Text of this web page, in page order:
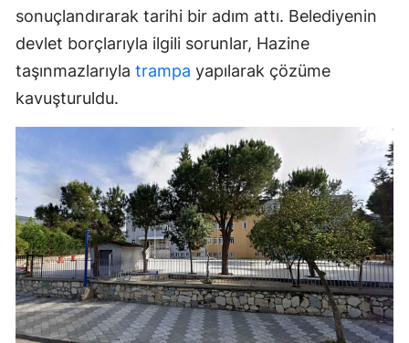
sonuçlandırarak tarihi bir adım attı. Belediyenin
devlet borçlarıyla ilgili sorunlar, Hazine
taşınmazlarıyla trampa yapılarak çözüme
kavuşturuldu.